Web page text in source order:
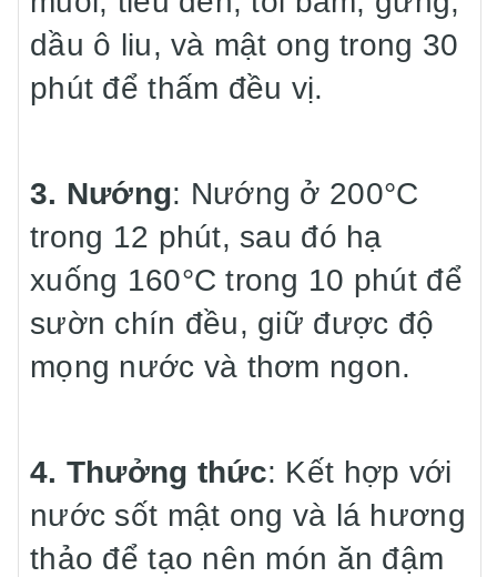
dầu ô liu, và mật ong trong 30
phút để thấm đều vị.
3. Nướng: Nướng ở 200°C
trong 12 phút, sau đó hạ
xuống 160°C trong 10 phút để
sườn chín đều, giữ được độ
mọng nước và thơm ngon.
4. Thưởng thức: Kết hợp với
nước sốt mật ong và lá hương
thảo để tạo nên món ăn đậm